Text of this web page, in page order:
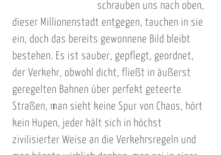
schrauben uns nach oben,
dieser Millionenstadt entgegen, tauchen in sie
ein, doch das bereits gewonnene Bild bleibt
bestehen. Es ist sauber, gepflegt, geordnet,
der Verkehr, obwohl dicht, fließt in äußerst
geregelten Bahnen über perfekt geteerte
Straßen, man sieht keine Spur von Chaos, hört
kein Hupen, jeder hält sich in höchst
zivilisierter Weise an die Verkehrsregeln und